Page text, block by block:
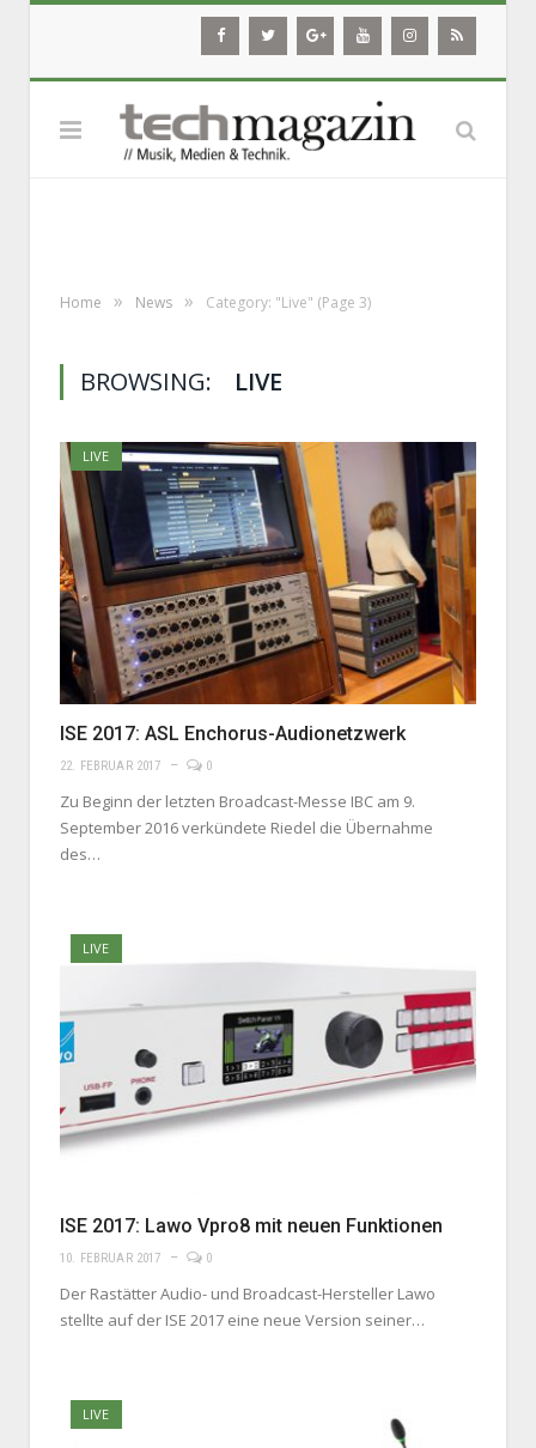
Home » News » Category: "Live" (Page 3)
BROWSING: LIVE
LIVE
ISE 2017: ASL Enchorus-Audionetzwerk
22. FEBRUAR 2017 0
Zu Beginn der letzten Broadcast-Messe IBC am 9.
September 2016 verkündete Riedel die Übernahme
des…
LIVE
ISE 2017: Lawo Vpro8 mit neuen Funktionen
10. FEBRUAR 2017 0
Der Rastätter Audio- und Broadcast-Hersteller Lawo
stellte auf der ISE 2017 eine neue Version seiner…
LIVE